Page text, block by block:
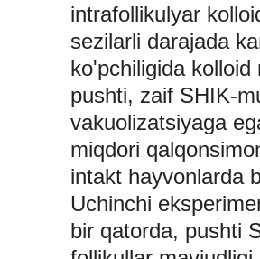
intrafollikulyar
sezilarli darajada
ko'pchiligida
pushti, zaif SHIK-
vakuolizatsiyaga
miqdori
intakt hayvonlarda
Uchinchi
bir qatorda, pushti